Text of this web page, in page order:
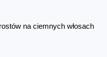
na ciemnych włosach